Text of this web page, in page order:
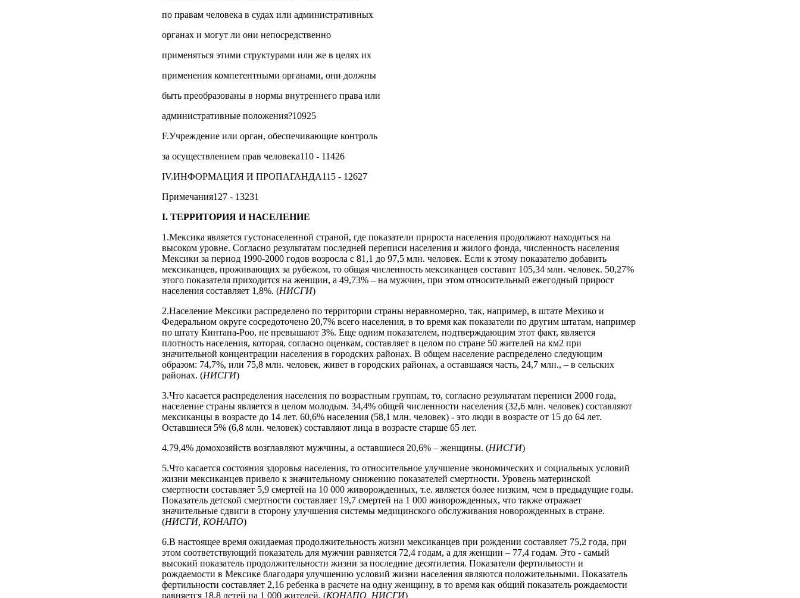
по правам человека в судах или административных
органах и могут ли они непосредственно
применяться этими структурами или же в целях их
применения компетентными органами, они должны
быть преобразованы в нормы внутреннего права или
административные положения?10925
F.Учреждение или орган, обеспечивающие контроль
за осуществлением прав человека110 - 11426
IV.ИНФОРМАЦИЯ И ПРОПАГАНДА115 - 12627
Примечания127 - 13231
I. ТЕРРИТОРИЯ И НАСЕЛЕНИЕ
1.Мексика является густонаселенной страной, где показатели прироста населения продолжают находиться на
высоком уровне. Согласно результатам последней переписи населения и жилого фонда, численность населения
Мексики за период 1990-2000 годов возросла с 81,1 до 97,5 млн. человек. Если к этому показателю добавить
мексиканцев, проживающих за рубежом, то общая численность мексиканцев составит 105,34 млн. человек. 50,27%
этого показателя приходится на женщин, а 49,73% – на мужчин, при этом относительный ежегодный прирост
населения составляет 1,8%. (НИСГИ)
2.Население Мексики распределено по территории страны неравномерно, так, например, в штате Мехико и
Федеральном округе сосредоточено 20,7% всего населения, в то время как показатели по другим штатам, например
по штату Кинтана-Роо, не превышают 3%. Еще одним показателем, подтверждающим этот факт, является
плотность населения, которая, согласно оценкам, составляет в целом по стране 50 жителей на км2 при
значительной концентрации населения в городских районах. В общем население распределено следующим
образом: 74,7%, или 75,8 млн. человек, живет в городских районах, а оставшаяся часть, 24,7 млн., – в сельских
районах. (НИСГИ)
3.Что касается распределения населения по возрастным группам, то, согласно результатам переписи 2000 года,
население страны является в целом молодым. 34,4% общей численности населения (32,6 млн. человек) составляют
мексиканцы в возрасте до 14 лет. 60,6% населения (58,1 млн. человек) - это люди в возрасте от 15 до 64 лет.
Оставшиеся 5% (6,8 млн. человек) составляют лица в возрасте старше 65 лет.
4.79,4% домохозяйств возглавляют мужчины, а оставшиеся 20,6% – женщины. (НИСГИ)
5.Что касается состояния здоровья населения, то относительное улучшение экономических и социальных условий
жизни мексиканцев привело к значительному снижению показателей смертности. Уровень материнской
смертности составляет 5,9 смертей на 10 000 живорожденных, т.е. является более низким, чем в предыдущие годы.
Показатель детской смертности составляет 19,7 смертей на 1 000 живорожденных, что также отражает
значительные сдвиги в сторону улучшения системы медицинского обслуживания новорожденных в стране.
(НИСГИ, КОНАПО)
6.В настоящее время ожидаемая продолжительность жизни мексиканцев при рождении составляет 75,2 года, при
этом соответствующий показатель для мужчин равняется 72,4 годам, а для женщин – 77,4 годам. Это - самый
высокий показатель продолжительности жизни за последние десятилетия. Показатели фертильности и
рождаемости в Мексике благодаря улучшению условий жизни населения являются положительными. Показатель
фертильности составляет 2,16 ребенка в расчете на одну женщину, в то время как общий показатель рождаемости
равняется 18,8 детей на 1 000 жителей. (КОНАПО, НИСГИ)